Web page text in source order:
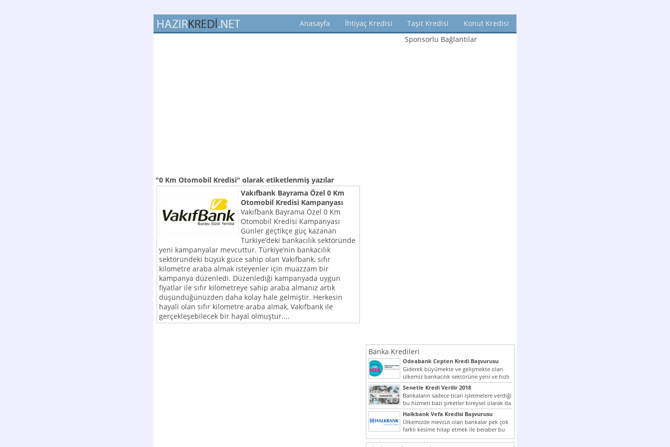
Anasayfa İhtiyaç Kredisi Taşıt Kredisi Konut Kredisi
"0 Km Otomobil Kredisi" olarak etiketlenmiş yazılar
Vakıfbank Bayrama Özel 0 Km
Otomobil Kredisi Kampanyası
Vakıfbank Bayrama Özel 0 Km
Otomobil Kredisi Kampanyası
Günler geçtikçe güç kazanan
Türkiye’deki bankacılık sektöründe
yeni kampanyalar mevcuttur. Türkiye’nin bankacılık
sektöründeki büyük güce sahip olan Vakıfbank, sıfır
kilometre araba almak isteyenler için muazzam bir
kampanya düzenledi. Düzenlediği kampanyada uygun
fiyatlar ile sıfır kilometreye sahip araba almanız artık
düşündüğünüzden daha kolay hale gelmiştir. Herkesin
hayali olan sıfır kilometre araba almak, Vakıfbank ile
gerçekleşebilecek bir hayal olmuştur....
Sponsorlu Bağlantılar
Banka Kredileri
Odeabank Cepten Kredi Başvurusu
KREDIM 8444
Giderek büyümekte ve gelişmekte olan
ülkemiz bankacılık sektörüne yeni ve hızlı
bir giriş yapmış olan...
Senetle Kredi Verilir 2018
Bankaların sadece ticari işletmelere verdiği
bu hizmeti bazı şirketler bireysel olarak da
vermektedir. Senetle kredi...
Halkbank Vefa Kredisi Başvurusu
Ülkemizde mevcut olan bankalar pek çok
farklı kesime hitap etmek ile beraber bu
noktada son...